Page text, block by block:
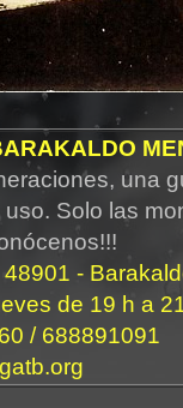
una
Solo las
-
de 19 h a
/ 688891091